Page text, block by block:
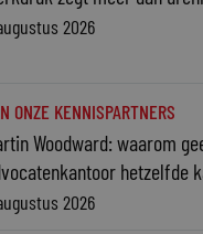
2026
ONZE KENNISPARTNERS
Woodward: waarom
hetzelfde
2026